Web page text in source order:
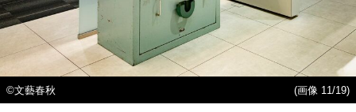
©文藝春秋 (画像 11/19)